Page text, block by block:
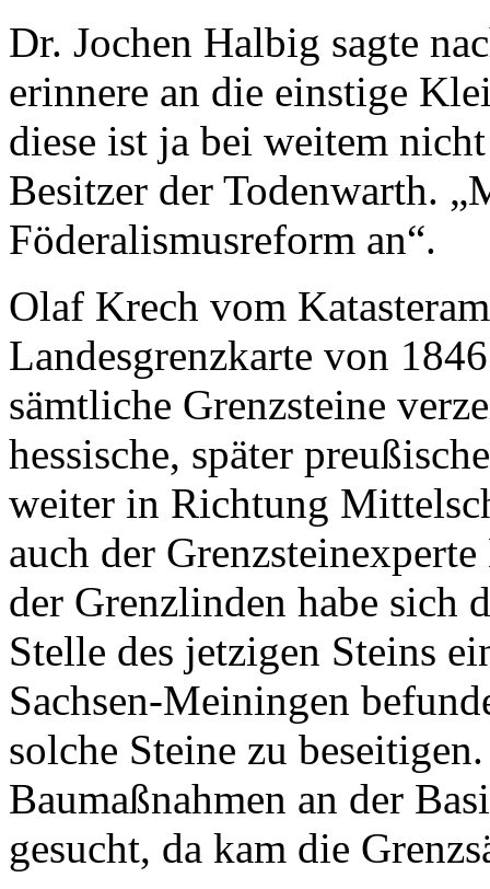
Dr. Jochen Halbig sagte
erinnere an die einstige
diese ist ja bei weitem
Besitzer der Todenwarth.
Föderalismusreform an“.
Olaf Krech vom
Landesgrenzkarte von
sämtliche Grenzsteine
hessische, später
weiter in Richtung
auch der
der Grenzlinden habe sich
Stelle des jetzigen Steins
Sachsen-Meiningen
solche Steine zu
Baumaßnahmen an der
gesucht, da kam die